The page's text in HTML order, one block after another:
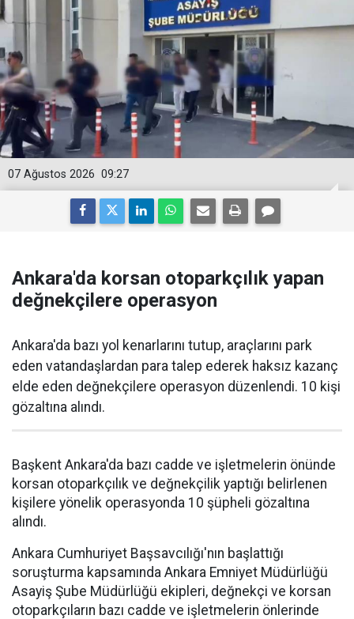
09:27
07 Ağustos 2026
Ankara'da korsan otoparkçılık yapan
değnekçilere operasyon
Ankara'da bazı yol kenarlarını tutup, araçlarını park
eden vatandaşlardan para talep ederek haksız kazanç
elde eden değnekçilere operasyon düzenlendi. 10 kişi
gözaltına alındı.
Başkent Ankara'da bazı cadde ve işletmelerin önünde
korsan otoparkçılık ve değnekçilik yaptığı belirlenen
kişilere yönelik operasyonda 10 şüpheli gözaltına
alındı.
Ankara Cumhuriyet Başsavcılığı'nın başlattığı
soruşturma kapsamında Ankara Emniyet Müdürlüğü
Asayiş Şube Müdürlüğü ekipleri, değnekçi ve korsan
otoparkçıların bazı cadde ve işletmelerin önlerinde